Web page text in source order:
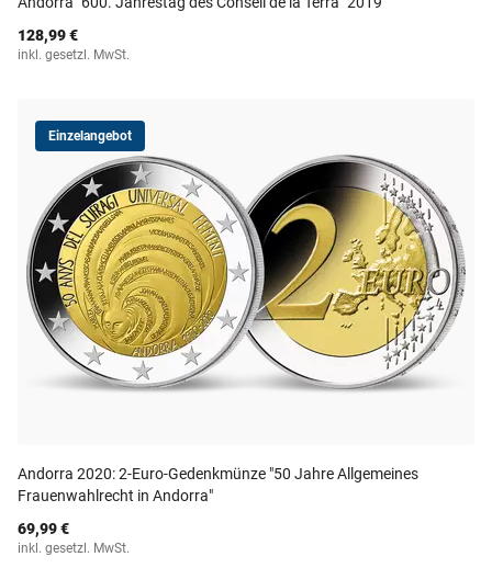
128,99 €
inkl. gesetzl. MwSt.
Einzelangebot
Andorra 2020: 2-Euro-Gedenkmünze "50 Jahre Allgemeines
Frauenwahlrecht in Andorra"
69,99 €
inkl. gesetzl. MwSt.